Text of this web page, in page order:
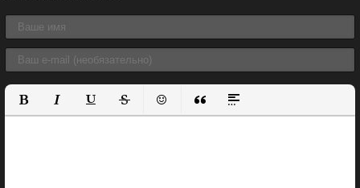
Полужирный
КурсивПодчеркнутый
ЗачеркнутыйВставить смайлик
Вставка цитаты
Вставка спойлера